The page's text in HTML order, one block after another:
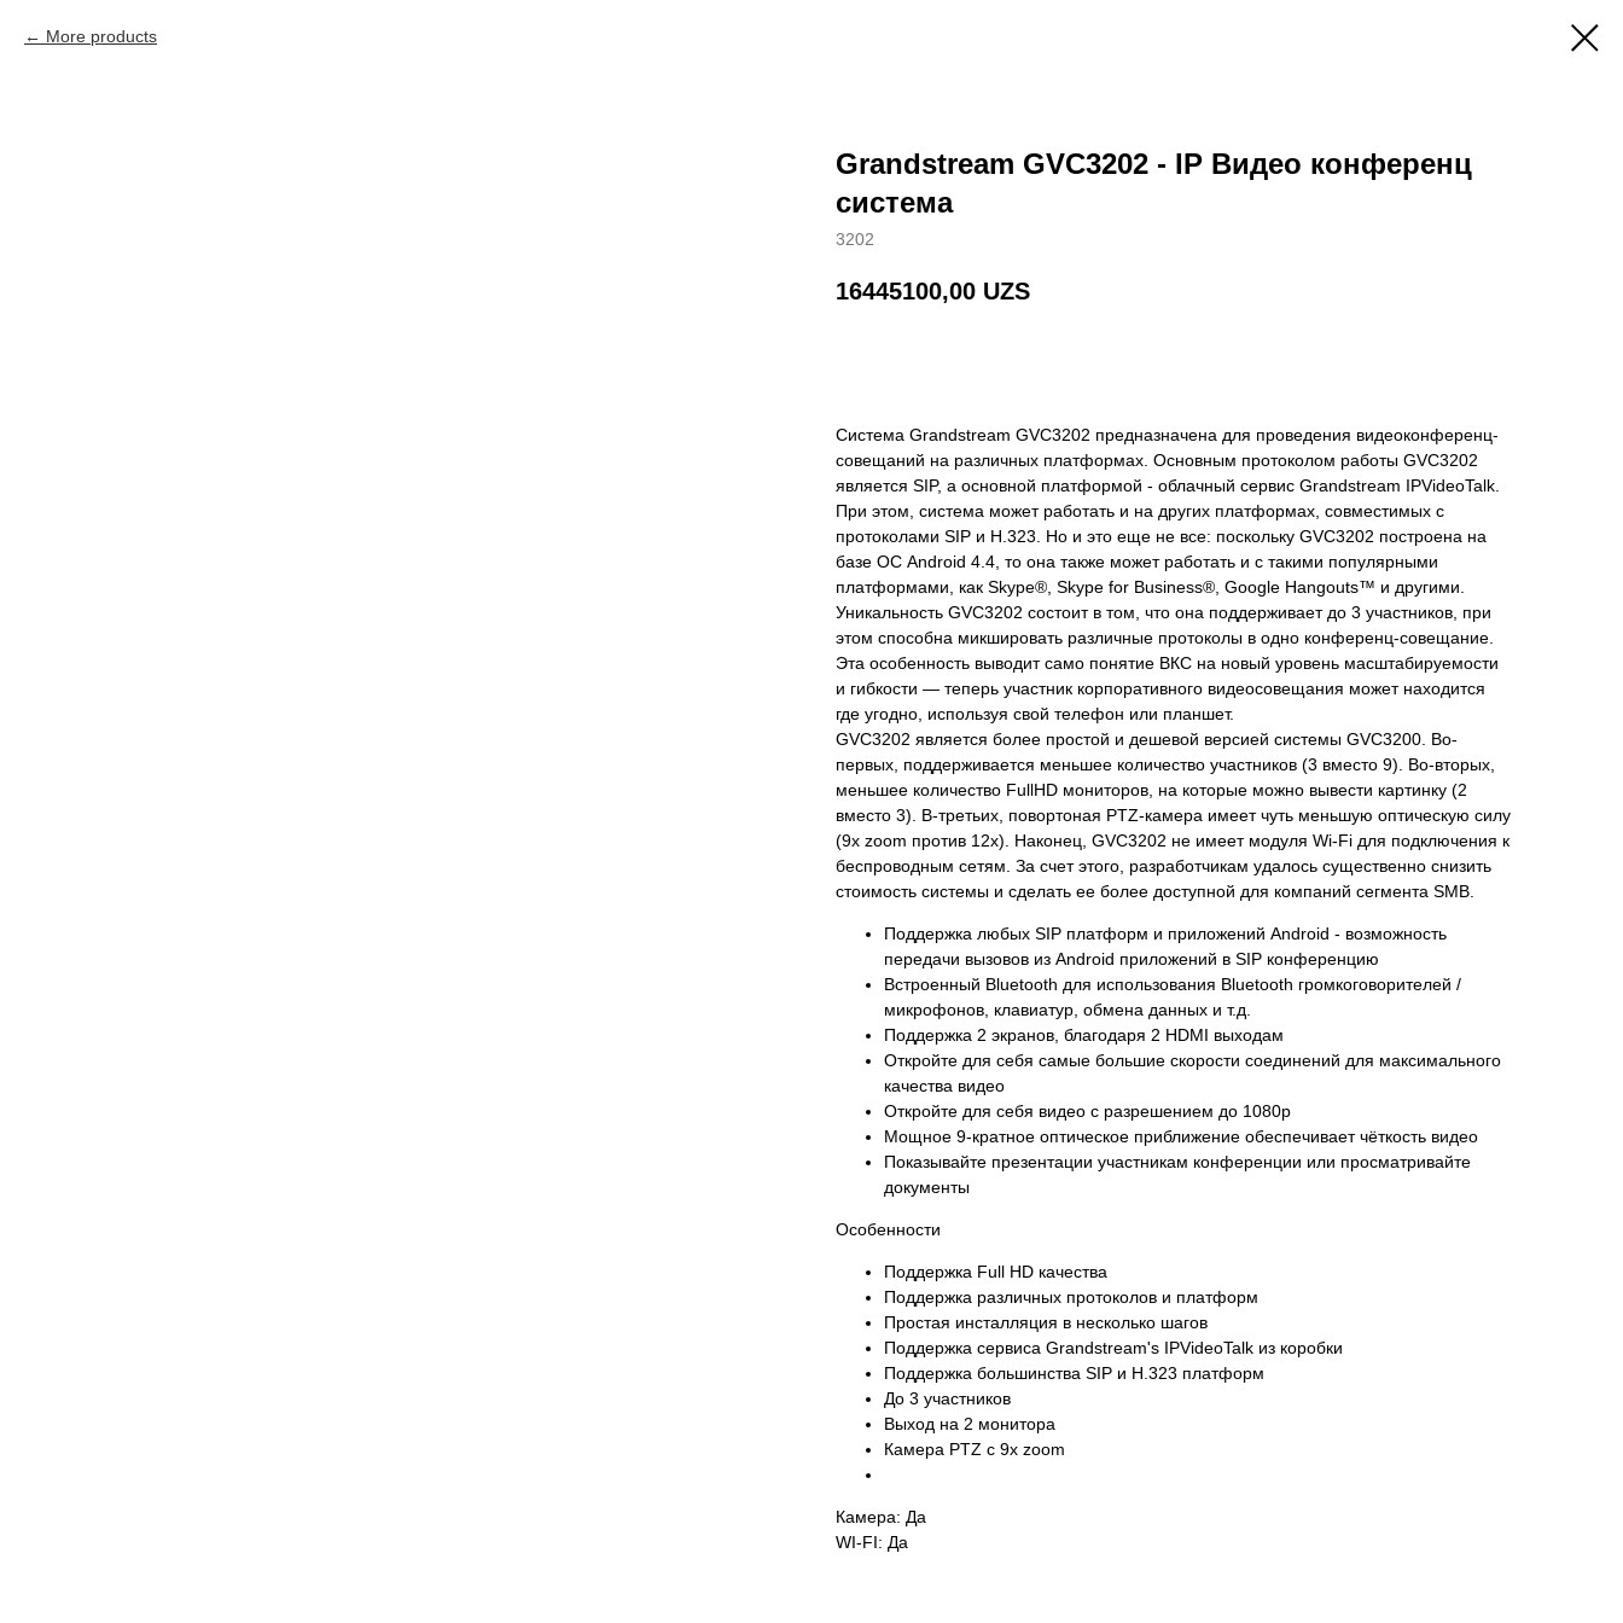
More products
Grandstream GVC3202 - IP Видео конференц
система
3202
16445100,00 UZS
Система Grandstream GVC3202 предназначена для проведения видеоконференц-
совещаний на различных платформах. Основным протоколом работы GVC3202
является SIP, а основной платформой - облачный сервис Grandstream IPVideoTalk.
При этом, система может работать и на других платформах, совместимых с
протоколами SIP и H.323. Но и это еще не все: поскольку GVC3202 построена на
базе ОС Android 4.4, то она также может работать и с такими популярными
платформами, как Skype®, Skype for Business®, Google Hangouts™ и другими.
Уникальность GVC3202 состоит в том, что она поддерживает до 3 участников, при
этом способна микшировать различные протоколы в одно конференц-совещание.
Эта особенность выводит само понятие ВКС на новый уровень масштабируемости
и гибкости — теперь участник корпоративного видеосовещания может находится
где угодно, используя свой телефон или планшет.
GVC3202 является более простой и дешевой версией системы GVC3200. Во-
первых, поддерживается меньшее количество участников (3 вместо 9). Во-вторых,
меньшее количество FullHD мониторов, на которые можно вывести картинку (2
вместо 3). В-третьих, повортоная PTZ-камера имеет чуть меньшую оптическую силу
(9x zoom против 12x). Наконец, GVC3202 не имеет модуля Wi-Fi для подключения к
беспроводным сетям. За счет этого, разработчикам удалось существенно снизить
стоимость системы и сделать ее более доступной для компаний сегмента SMB.
Поддержка любых SIP платформ и приложений Android - возможность
передачи вызовов из Android приложений в SIP конференцию
Встроенный Bluetooth для использования Bluetooth громкоговорителей /
микрофонов, клавиатур, обмена данных и т.д.
Поддержка 2 экранов, благодаря 2 HDMI выходам
Откройте для себя самые большие скорости соединений для максимального
качества видео
Откройте для себя видео с разрешением до 1080p
Мощное 9-кратное оптическое приближение обеспечивает чёткость видео
Показывайте презентации участникам конференции или просматривайте
документы
Особенности
Поддержка Full HD качества
Поддержка различных протоколов и платформ
Простая инсталляция в несколько шагов
Поддержка сервиса Grandstream's IPVideoTalk из коробки
Поддержка большинства SIP и H.323 платформ
До 3 участников
Выход на 2 монитора
Камера PTZ с 9x zoom
Камера: Да
WI-FI: Да